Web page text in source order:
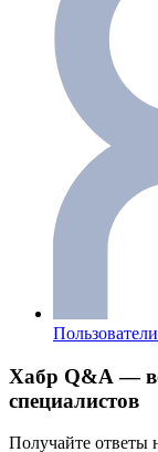
Пользователи
Хабр Q&A —
специалистов
Получайте ответы